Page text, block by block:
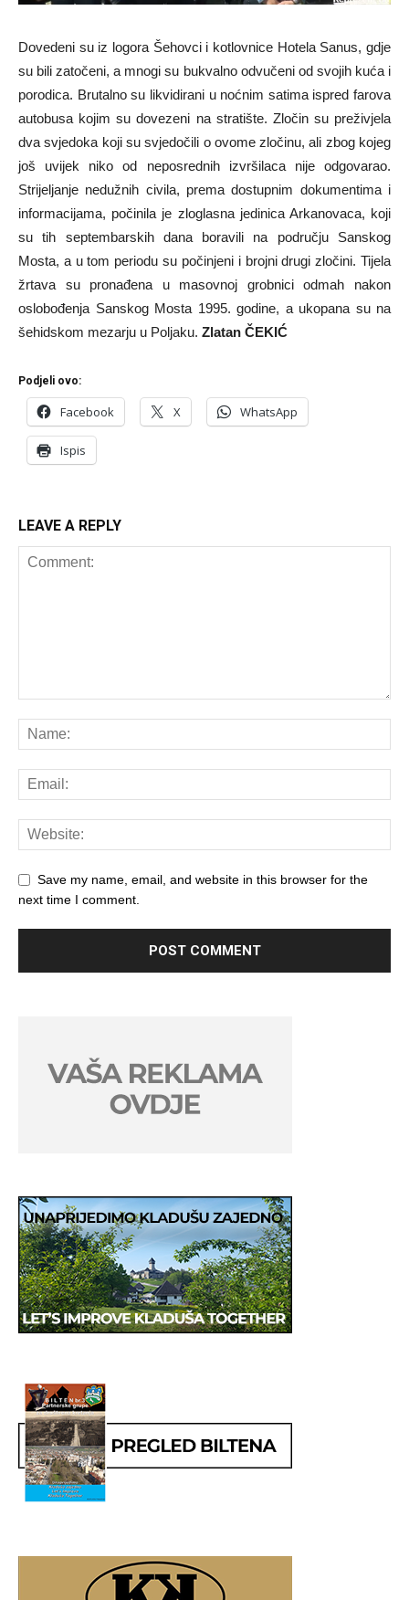
Dovedeni su iz logora Šehovci i kotlovnice Hotela Sanus, gdje
su bili zatočeni, a mnogi su bukvalno odvučeni od svojih kuća i
porodica. Brutalno su likvidirani u noćnim satima ispred farova
autobusa kojim su dovezeni na stratište. Zločin su preživjela
dva svjedoka koji su svjedočili o ovome zločinu, ali zbog kojeg
još uvijek niko od neposrednih izvršilaca nije odgovarao.
Strijeljanje nedužnih civila, prema dostupnim dokumentima i
informacijama, počinila je zloglasna jedinica Arkanovaca, koji
su tih septembarskih dana boravili na području Sanskog
Mosta, a u tom periodu su počinjeni i brojni drugi zločini. Tijela
žrtava su pronađena u masovnoj grobnici odmah nakon
oslobođenja Sanskog Mosta 1995. godine, a ukopana su na
šehidskom mezarju u Poljaku. Zlatan ČEKIĆ
Podjeli ovo:
Facebook X WhatsApp
Ispis
LEAVE A REPLY
Save my name, email, and website in this browser for the
next time I comment.